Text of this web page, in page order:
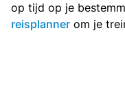
op tijd op je
reisplanner om je